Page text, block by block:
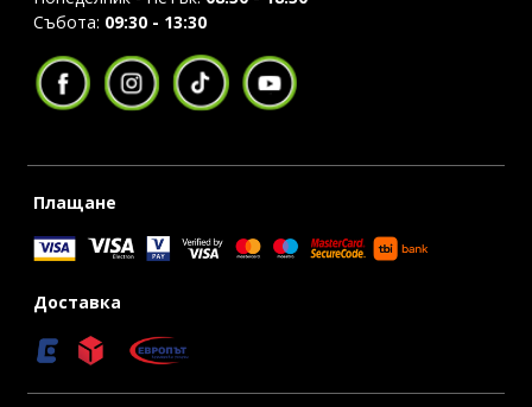
Събота: 09:30 - 13:30
Плащане
Доставка